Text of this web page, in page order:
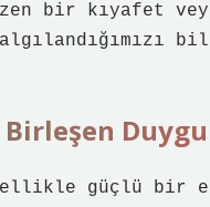
bir kıyafet
Birleşen
güçlü